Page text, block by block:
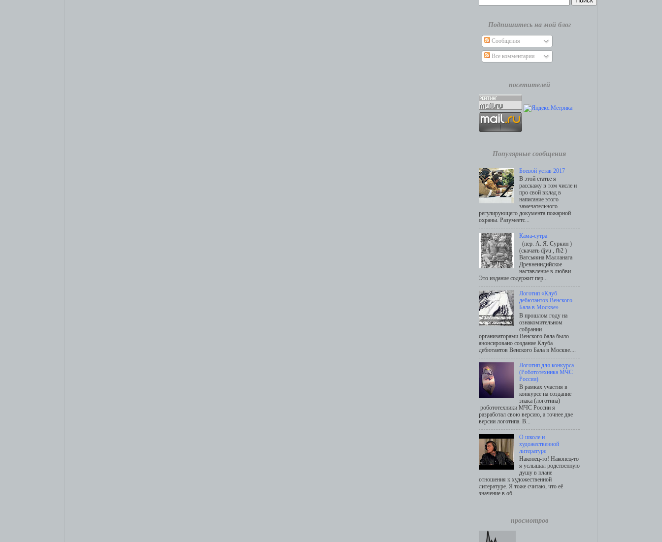
Подпишитесь на мой блог
Сообщения
Все комментарии
посетителей
Популярные сообщения
Боевой устав 2017
В этой статье я
расскажу в том числе и
про свой вклад в
написание этого
замечательного
регулирующего документа пожарной
охраны. Разумеетс...
Кама-сутра
(пер. А. Я. Суркин )
(скачать djvu , fb2 )
Ватсьяяна Малланага
Древнеиндийское
наставление в любви
Это издание содержит пер...
Логотип «Клуб
дебютантов Венского
Бала в Москве»
В прошлом году на
ознакомительном
собрании
организаторами Венского бала было
анонсировано создание Клуба
дебютантов Венского Бала в Москве....
Логотип для конкурса
(Робототехника МЧС
России)
В рамках участия в
конкурсе на создание
знака (логотипа)
робототехники МЧС России я
разработал свою версию, а точнее две
версии логотипа. В...
О школе и
художественной
литературе
Наконец-то! Наконец-то
я услышал родственную
душу в плане
отношения к художественной
литературе. Я тоже считаю, что её
значение в об...
просмотров